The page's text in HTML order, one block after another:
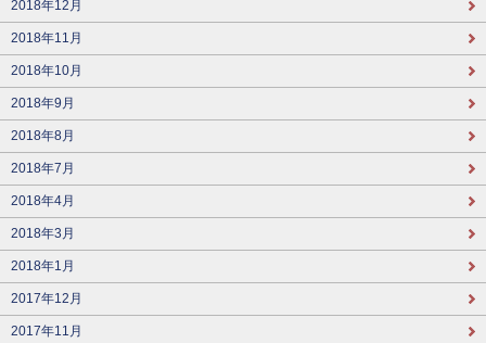
2018年12月
2018年11月
2018年10月
2018年9月
2018年8月
2018年7月
2018年4月
2018年3月
2018年1月
2017年12月
2017年11月